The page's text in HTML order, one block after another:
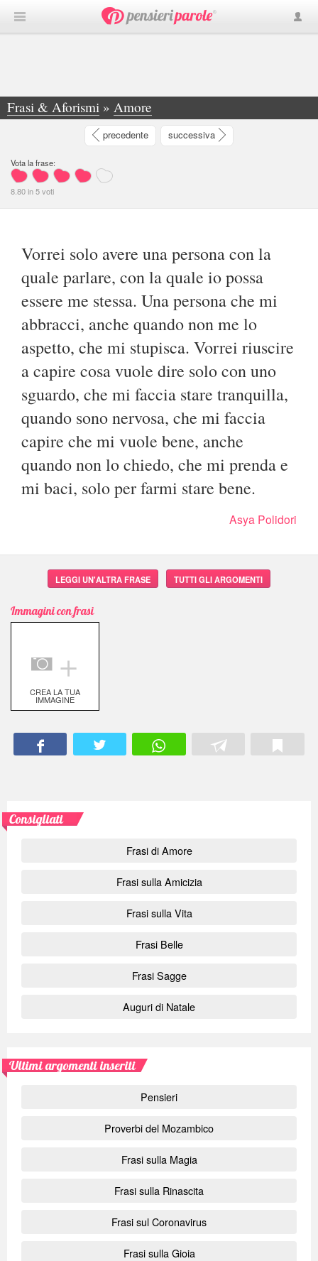
Frasi & Aforismi » Amore
»Vorrei solo avere una persona con la quale... - Asya Polidori
precedente successiva
Vota la frase:
8.80in5voti
Vorrei solo avere una persona con la
quale parlare, con la quale io possa
essere me stessa. Una persona che mi
abbracci, anche quando non me lo
aspetto, che mi stupisca. Vorrei riuscire
a capire cosa vuole dire solo con uno
sguardo, che mi faccia stare tranquilla,
quando sono nervosa, che mi faccia
capire che mi vuole bene, anche
quando non lo chiedo, che mi prenda e
mi baci, solo per farmi stare bene.
Asya Polidori
LEGGI UN'ALTRA FRASE TUTTI GLI ARGOMENTI
Immagini con frasi
＋
CREA LA TUA
IMMAGINE
Consigliati
Frasi di Amore
Frasi sulla Amicizia
Frasi sulla Vita
Frasi Belle
Frasi Sagge
Auguri di Natale
Ultimi argomenti inseriti
Pensieri
Proverbi del Mozambico
Frasi sulla Magia
Frasi sulla Rinascita
Frasi sul Coronavirus
Frasi sulla Gioia